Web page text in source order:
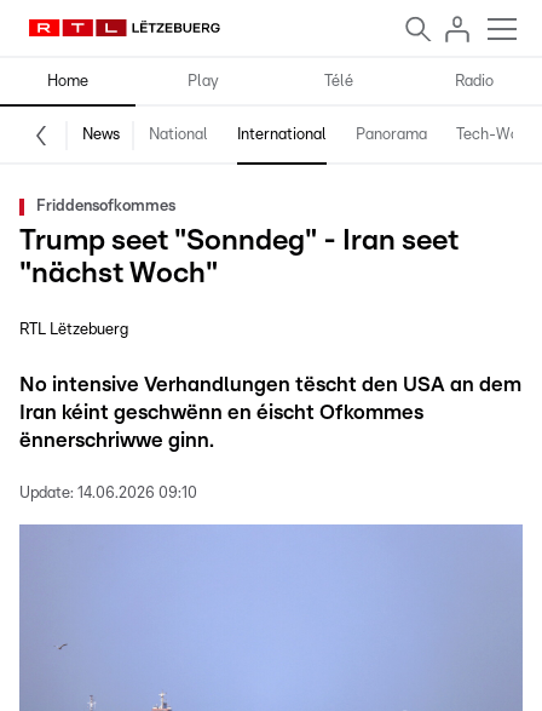
Home Play Télé Radio
News National International Panorama Tech-World
Friddensofkommes
Trump seet "Sonndeg" - Iran seet
"nächst Woch"
RTL Lëtzebuerg
No intensive Verhandlungen tëscht den USA an dem
Iran kéint geschwënn en éischt Ofkommes
ënnerschriwwe ginn.
Update: 14.06.2026 09:10